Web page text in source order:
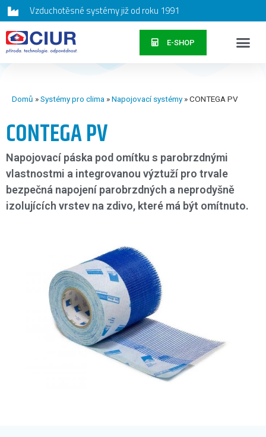
Vzduchotěsné systémy již od roku 1991
E-SHOP
Domů »Systémy pro clima »Napojovací systémy»CONTEGA PV
CONTEGA PV
Napojovací páska pod omítku s parobrzdnými
vlastnostmi a integrovanou výztuží pro trvale
bezpečná napojení parobrzdných a neprodyšně
izolujících vrstev na zdivo, které má být omítnuto.